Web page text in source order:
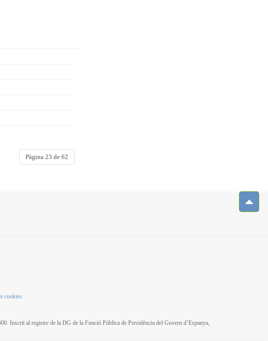
Pàgina 23 de 62
cookies
Inscrit al registre de la DG de la Funció Pública de Presidència del Govern d’Espanya,